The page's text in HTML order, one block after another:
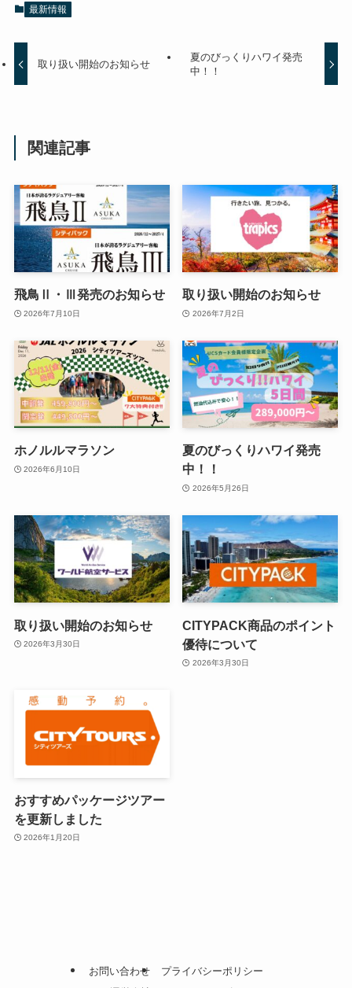
最新情報
取り扱い開始のお知らせ
夏のびっくりハワイ発売
中！！
関連記事
飛鳥Ⅱ・Ⅲ発売のお知らせ
2026年7月10日
取り扱い開始のお知らせ
2026年7月2日
ホノルルマラソン
2026年6月10日
夏のびっくりハワイ発売
中！！
2026年5月26日
取り扱い開始のお知らせ
2026年3月30日
CITYPACK商品のポイント
優待について
2026年3月30日
おすすめパッケージツアー
を更新しました
2026年1月20日
お問い合わせ
プライバシーポリシー